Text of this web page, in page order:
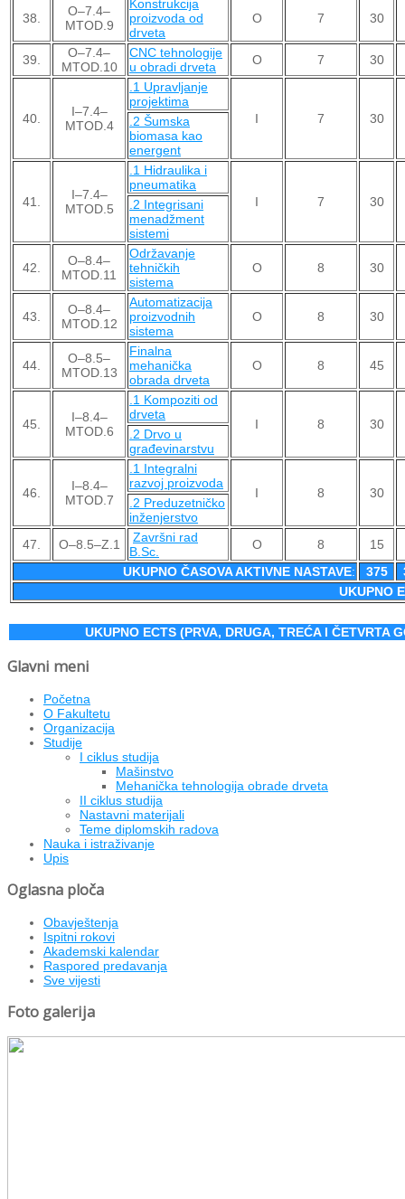
38.
O–7.4–
MTOD.9
Konstrukcija
proizvoda od
drveta
O 7 30
39.
O–7.4–
MTOD.10
CNC tehnologije
u obradi drveta
O 7 30
40.
I–7.4–
MTOD.4
.1 Upravljanje
projektima
I
7 30
.2 Šumska
biomasa kao
energent
41.
I–7.4–
MTOD.5
.1 Hidraulika i
pneumatika
I
7 30
.2 Integrisani
menadžment
sistemi
42.
O–8.4–
MTOD.11
Održavanje
tehničkih
sistema
O 8 30
43.
O–8.4–
MTOD.12
Automatizacija
proizvodnih
sistema
O 8 30
44.
O–8.5–
MTOD.13
Finalna
mehanička
obrada drveta
O 8 45
45.
I–8.4–
MTOD.6
.1 Kompoziti od
drveta
I 8 30
.2 Drvo u
građevinarstvu
46.
I–8.4–
MTOD.7
.1 Integralni
razvoj proizvoda
I 8 30
.2 Preduzetničko
inženjerstvo
47.
O–8.5–Z.1
Završni rad
B.Sc.
O 8
15
UKUPNO ČASOVA AKTIVNE NASTAVE: 375
UKUPNO
UKUPNO ECTS (PRVA, DRUGA, TREĆA I ČETVRTA
Glavni meni
Početna
O Fakultetu
Organizacija
Studije
I ciklus studija
Mašinstvo
Mehanička tehnologija obrade drveta
II ciklus studija
Nastavni materijali
Teme diplomskih radova
Nauka i istraživanje
Upis
Oglasna ploča
Obavještenja
Ispitni rokovi
Akademski kalendar
Raspored predavanja
Sve vijesti
Foto galerija